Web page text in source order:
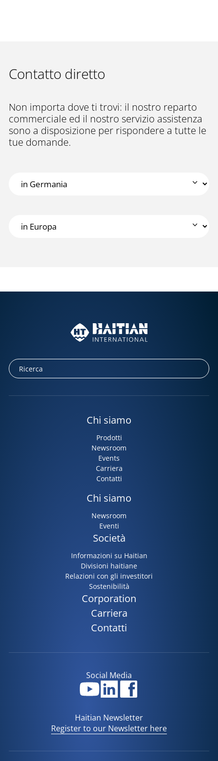
Contatto diretto
Non importa dove ti trovi: il nostro reparto
commerciale ed il nostro servizio assistenza
sono a disposizione per rispondere a tutte le
tue domande.
Chi siamo
Prodotti
Newsroom
Events
Carriera
Contatti
Chi siamo
Newsroom
Eventi
Società
Informazioni su Haitian
Divisioni haitiane
Relazioni con gli investitori
Sostenibilità
Corporation
Carriera
Contatti
Social Media
Haitian Newsletter
Register to our Newsletter here